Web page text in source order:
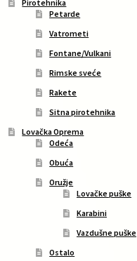
Pirotehnika
Petarde
Vatrometi
Fontane/Vulkani
Rimske sveće
Rakete
Sitna pirotehnika
Lovačka Oprema
Odeća
Obuća
Oružje
Lovačke puške
Karabini
Vazdušne puške
Ostalo